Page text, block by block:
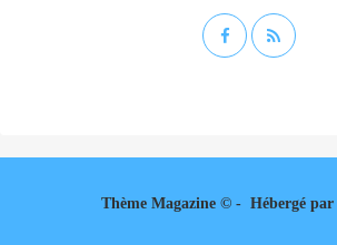
Thème Magazine © - Hébergé par